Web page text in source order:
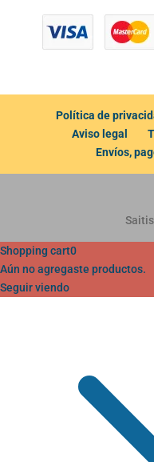
Política de
Aviso legal
Envíos,
Shopping cart0
Aún no agregaste productos.
Seguir viendo